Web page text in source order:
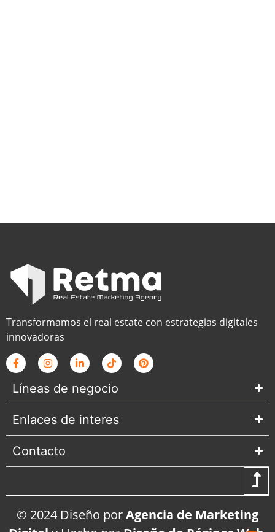
Transformamos el real estate con estrategias digitales
innovadoras
Líneas de negocio
Enlaces de interes
Contacto
© 2024 Diseño porAgencia de Marketing